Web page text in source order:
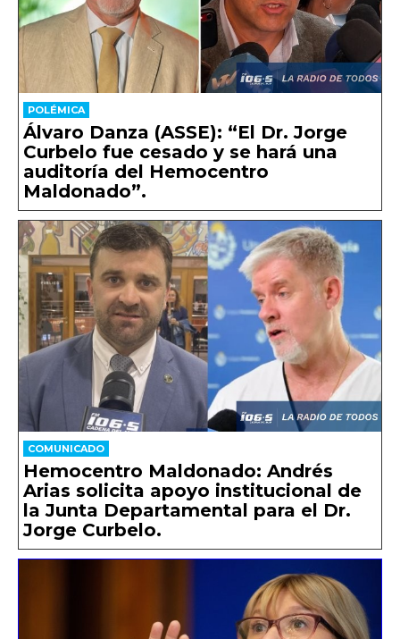
POLÉMICA
Álvaro Danza (ASSE): “El Dr. Jorge
Curbelo fue cesado y se hará una
auditoría del Hemocentro
Maldonado”.
COMUNICADO
Hemocentro Maldonado: Andrés
Arias solicita apoyo institucional de
la Junta Departamental para el Dr.
Jorge Curbelo.